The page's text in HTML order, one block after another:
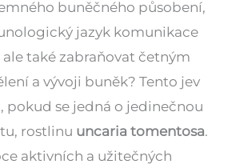
buněčného působení,
jazyk komunikace
také zabraňovat četným
a vývoji buněk? Tento jev
pokud se jedná o jedinečnou
rostlinu uncaria tomentosa.
aktivních a užitečných